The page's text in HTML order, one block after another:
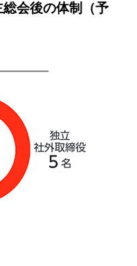
会後の体制（予